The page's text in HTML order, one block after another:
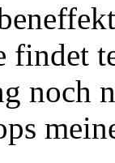
findet
noch